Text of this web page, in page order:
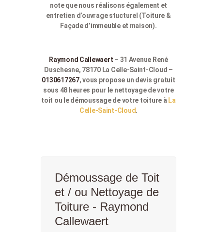
note que nous réalisons également et
entretien d’ouvrage stucturel (Toiture &
Façade d’immeuble et maison).
Raymond Callewaert – 31 Avenue René
Duschesne, 78170 La Celle-Saint-Cloud –
0130617267, vous propose un devis gratuit
sous 48 heures pour le nettoyage de votre
toit ou le démoussage de votre toiture à La
Celle-Saint-Cloud.
Démoussage de Toit
et / ou Nettoyage de
Toiture - Raymond
Callewaert